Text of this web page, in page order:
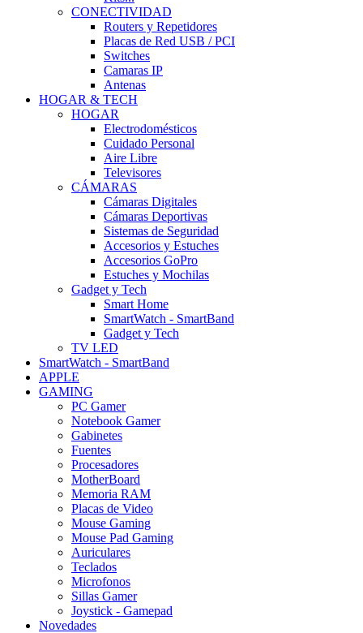
CONECTIVIDAD
Routers y Repetidores
Placas de Red USB / PCI
Switches
Camaras IP
Antenas
HOGAR & TECH
HOGAR
Electrodomésticos
Cuidado Personal
Aire Libre
Televisores
CÁMARAS
Cámaras Digitales
Cámaras Deportivas
Sistemas de Seguridad
Accesorios y Estuches
Accesorios GoPro
Estuches y Mochilas
Gadget y Tech
Smart Home
SmartWatch - SmartBand
Gadget y Tech
TV LED
SmartWatch - SmartBand
APPLE
GAMING
PC Gamer
Notebook Gamer
Gabinetes
Fuentes
Procesadores
MotherBoard
Memoria RAM
Placas de Video
Mouse Gaming
Mouse Pad Gaming
Auriculares
Teclados
Microfonos
Sillas Gamer
Joystick - Gamepad
Novedades